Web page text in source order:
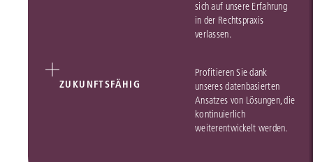
sich auf unsere Erfahrung
in der Rechtspraxis
verlassen.
ZUKUNFTSFÄHIG
Profitieren Sie dank
unseres datenbasierten
Ansatzes von Lösungen, die
kontinuierlich
weiterentwickelt werden.